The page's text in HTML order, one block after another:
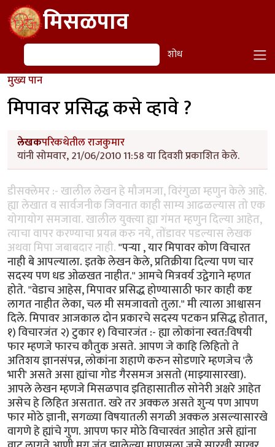
Skip to main contentमिसळपाव
शोध शोध
मुख्य पान
मिपावर प्रसिद्ध कसे व्हावे ?
लेखकपरिकथेतील राजकुमार
यांनी सोमवार, 21/06/2010 11:58 या दिवशी प्रकाशित केले.
डीसक्लेमर :- खालील लेखन हे मौजमजा, विरंगुळा म्हणुन केले आहे.
ह्या लेखात व सार्वजनीक जिवनात काही साम्य आढळल्यास तो एक
योगायोग समजावा. खालील युक्त्या ह्या गंमत म्हणुन दिल्या आहेत,
त्याचा वापर करण्याचा प्रयत्न करु नये, तोंडावर पडल्यास लेखक
अथवा मिपा जबाबदार नाही."पर्‍या , यार मिपावर कोण विचारत
नाही बे आपल्याला. इतके लेखन केले, प्रतिक्रीया दिल्या पण चार
सदस्य पण धड ओळखत नाहीत." आमचे मित्रवर्य उद्वेगाने म्हणत
होते. "वेडाच आहेस, मिपावर प्रसिद्ध होण्यासाठी फार काही कष्ट
लागत नाहीत लेका, चल मी समजावतो तुला." मी त्याला आश्वासन
दिले. मिपावर आजकाल दोन प्रकारचे सदस्य पटकन प्रसिद्ध होतात,
१) विचारजंत २) टुकार १) विचारजंत :- ह्या लोकांना स्वत:विषयी
फार म्हणजे फारच कौतुक असते. आपण जे काहि लिहितो ते
अतिशय ज्ञानसंपन्न, लोकांना शहाणे करुन सोडणारे म्हणजेच 'लै
भारी' असते असा ह्यांचा गोड गैरसमज असतो (माझ्यासारखा).
आपले लेखन म्हणजे मिसळपाव इतिहासातील सोनेरी अक्षरे आहेत
असेच हे लिहित असतात. खरे तर अक्कल असते शुन्य पण आपण
फार मोठे ज्ञानी, सगळ्या विषयातली सगळी अक्कल असल्यासारखे
वागणे हे ह्यांचे गुण. आपण फार मोठे विचारवंत आहोत असे ह्यांना